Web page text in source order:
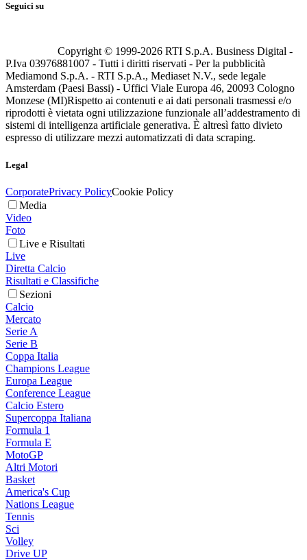
Seguici su
Copyright © 1999-2026 RTI S.p.A. Business Digital -
P.Iva 03976881007 - Tutti i diritti riservati - Per la pubblicità
Mediamond S.p.A. - RTI S.p.A., Mediaset N.V., sede legale
Amsterdam (Paesi Bassi) - Uffici Viale Europa 46, 20093 Cologno
Monzese (MI)Rispetto ai contenuti e ai dati personali trasmessi e/o
riprodotti è vietata ogni utilizzazione funzionale all’addestramento di
sistemi di intelligenza artificiale generativa. È altresì fatto divieto
espresso di utilizzare mezzi automatizzati di data scraping.
Legal
CorporatePrivacy PolicyCookie Policy
Media
Video
Foto
Live e Risultati
Live
Diretta Calcio
Risultati e Classifiche
Sezioni
Calcio
Mercato
Serie A
Serie B
Coppa Italia
Champions League
Europa League
Conference League
Calcio Estero
Supercoppa Italiana
Formula 1
Formula E
MotoGP
Altri Motori
Basket
America's Cup
Nations League
Tennis
Sci
Volley
Drive UP